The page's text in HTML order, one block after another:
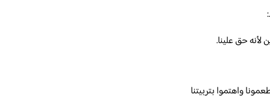
لأنه حق علينا.
واهتموا بتربيتنا